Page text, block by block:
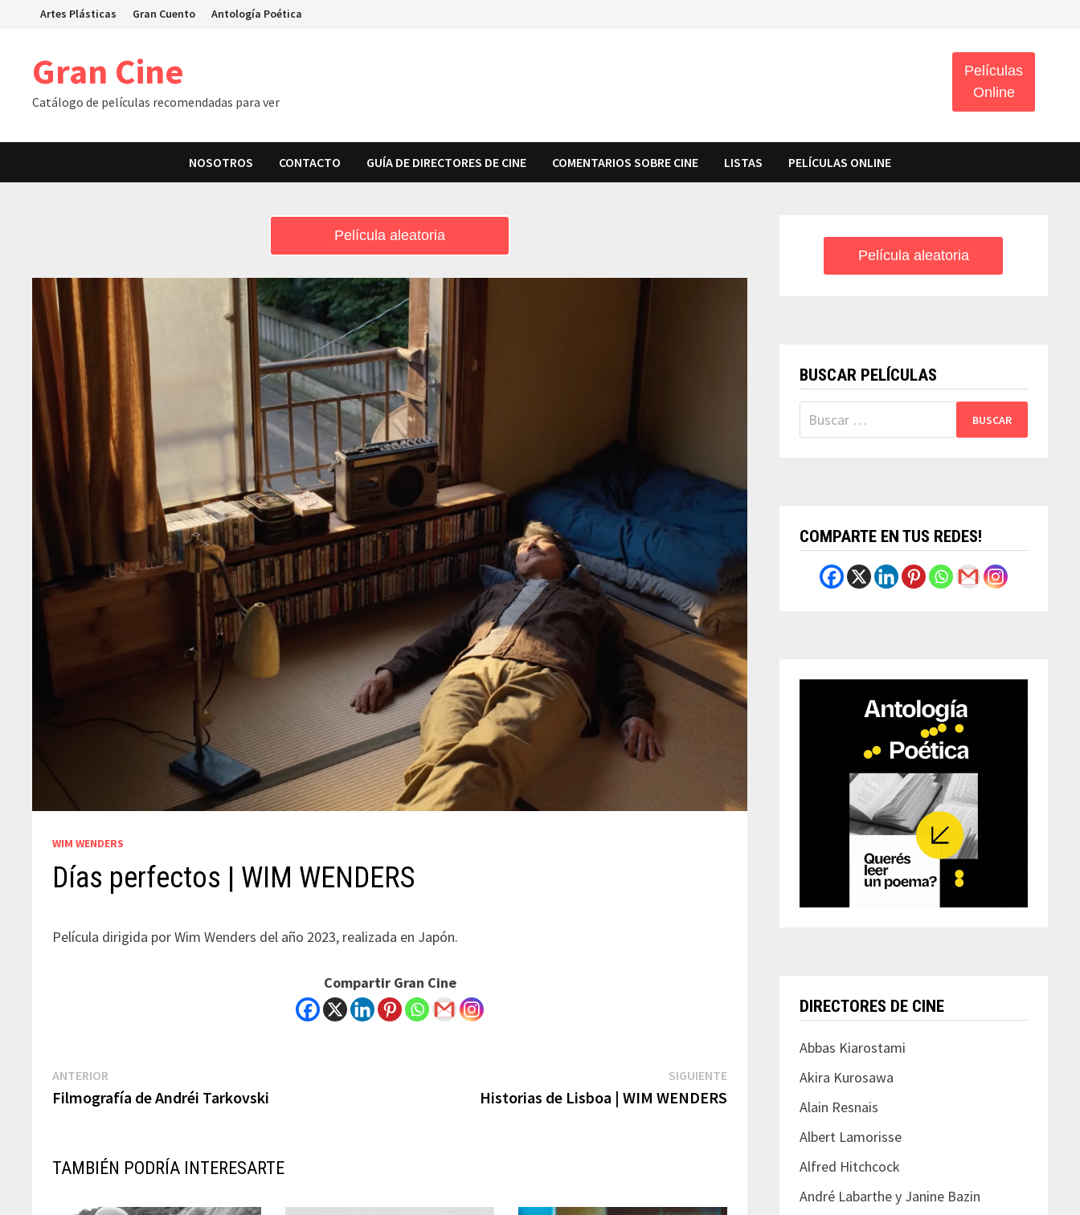
Artes Plásticas Gran Cuento Antología Poética
Gran Cine
Catálogo de películas recomendadas para ver
Películas
Online
NOSOTROS CONTACTO GUÍA DE DIRECTORES DE CINE COMENTARIOS SOBRE CINE LISTAS PELÍCULAS ONLINE
Película aleatoria
WIM WENDERS
Días perfectos | WIM WENDERS
Película dirigida por Wim Wenders del año 2023, realizada en Japón.
Compartir Gran Cine
Navegación
de
ANTERIOR
post:
Filmografía de Andréi Tarkovski
SIGUIENTENext
post:
Historias de Lisboa | WIM WENDERS
TAMBIÉN PODRÍA INTERESARTE
Película aleatoria
BUSCAR PELÍCULAS
Buscar:
COMPARTE EN TUS REDES!
DIRECTORES DE CINE
Abbas Kiarostami
Akira Kurosawa
Alain Resnais
Albert Lamorisse
Alfred Hitchcock
André Labarthe y Janine Bazin